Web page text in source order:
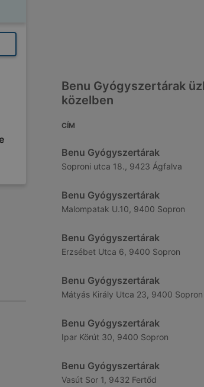
Benu Gyógyszertárak
közelben
CÍM
Benu Gyógyszertárak
Soproni utca 18., 9423 Ágfalva
Benu Gyógyszertárak
Malompatak U.10, 9400 Sopron
Benu Gyógyszertárak
Erzsébet Utca 6, 9400 Sopron
Benu Gyógyszertárak
Mátyás Király Utca 23, 9400 Sopron
Benu Gyógyszertárak
Ipar Körút 30, 9400 Sopron
Benu Gyógyszertárak
Vasút Sor 1, 9432 Fertőd